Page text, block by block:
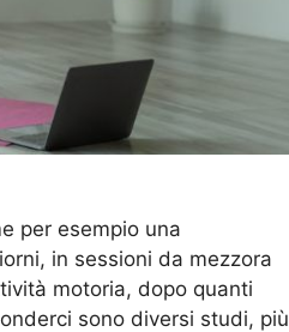
per esempio una
in sessioni da mezzora
motoria, dopo quanti
sono diversi studi, più